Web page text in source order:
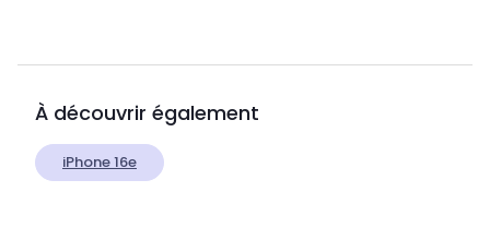
À découvrir également
iPhone 16e